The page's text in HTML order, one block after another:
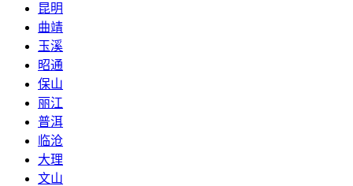
昆明
曲靖
玉溪
昭通
保山
丽江
普洱
临沧
大理
文山